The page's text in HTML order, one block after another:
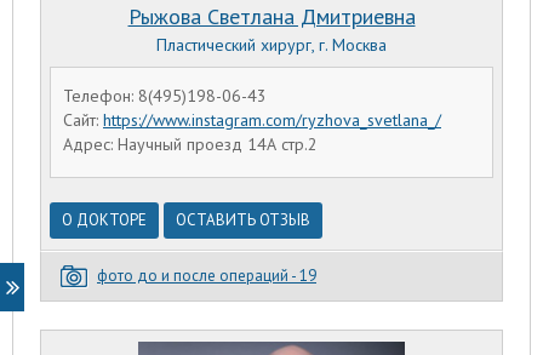
Телефон: 8(495)198-06-43
Сайт: https://www.instagram.com/ryzhova_svetlana_/
Адрес: Научный проезд 14А стр.2
Рыжова Светлана Дмитриевна
Пластический хирург, г. Москва
О ДОКТОРЕ ОСТАВИТЬ ОТЗЫВ
фото до и после операций - 19